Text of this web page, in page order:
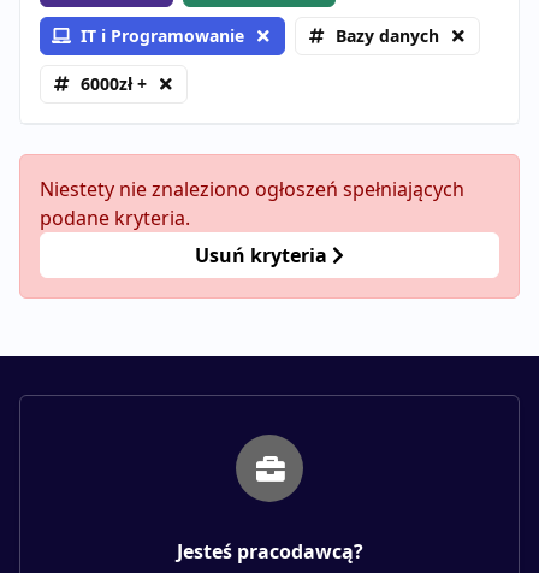
IT i Programowanie Bazy danych
6000zł +
Niestety nie znaleziono ogłoszeń spełniających
podane kryteria.
Usuń kryteria
Jesteś pracodawcą?